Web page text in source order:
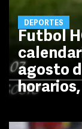
DEPORTES
Futbol
agosto